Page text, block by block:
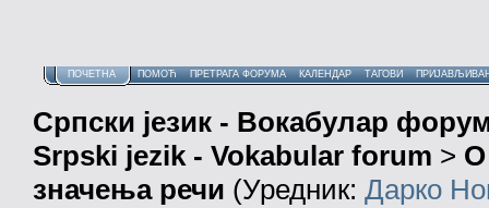
ПОЧЕТНА ПОМОЋ ПРЕТРАГА ФОРУМА КАЛЕНДАР ТАГОВИ
Српски језик - Вокабулар
Srpski jezik - Vokabular forum > О
значења речи (Уредник: Дарко